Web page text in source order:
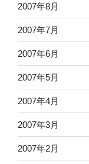
2007年8月
2007年7月
2007年6月
2007年5月
2007年4月
2007年3月
2007年2月